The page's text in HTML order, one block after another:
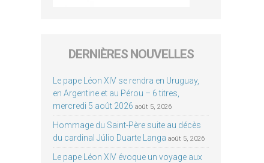
DERNIÈRES NOUVELLES
Le pape Léon XIV se rendra en Uruguay,
en Argentine et au Pérou – 6 titres,
mercredi 5 août 2026 août 5, 2026
Hommage du Saint-Père suite au décès
du cardinal Júlio Duarte Langa août 5, 2026
Le pape Léon XIV évoque un voyage aux